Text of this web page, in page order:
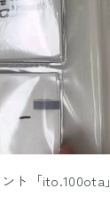
ト「ito.100ota」